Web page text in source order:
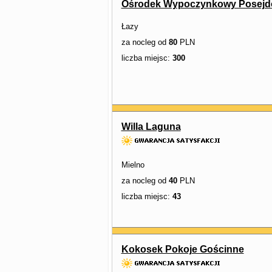
Ośrodek Wypoczynkowy
Łazy
za nocleg od 80PLN
liczba miejsc: 300
Willa Laguna
Mielno
za nocleg od 40PLN
liczba miejsc: 43
Kokosek Pokoje Gościnne